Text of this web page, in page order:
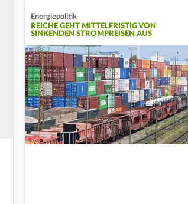
Energiepolitik
REICHE GEHT MITTELFRISTIG VON
SINKENDEN STROMPREISEN AUS